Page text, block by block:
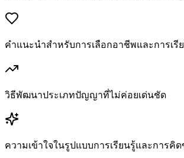
คำแนะนำสำหรับการเลือกอาชีพและการเรี
วิธีพัฒนาประเภทปัญญาที่ไม่ค่อยเด่นชัด
ความเข้าใจในรูปแบบการเรียนรู้และการคิ